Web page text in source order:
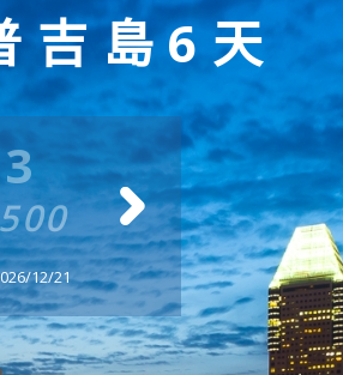
吉島6天
8/24
$ 34500
12/21